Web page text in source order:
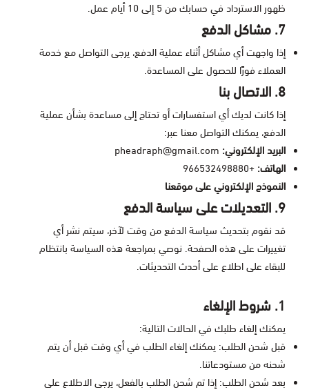
ظهور الاسترداد في حسابك من 5 إلى 10 أيام عمل.
7. مشاكل الدفع
إذا واجهت أي مشاكل أثناء عملية الدفع، يرجى التواصل مع خدمة
العملاء فورًا للحصول على المساعدة.
8. الاتصال بنا
إذا كانت لديك أي استفسارات أو تحتاج إلى مساعدة بشأن عملية
الدفع، يمكنك التواصل معنا عبر:
البريد الإلكتروني: pheadraph@gmail.com
الهاتف: +966532498880
النموذج الإلكتروني على موقعنا
9. التعديلات على سياسة الدفع
قد نقوم بتحديث سياسة الدفع من وقت لآخر، سيتم نشر أي
تغييرات على هذه الصفحة. نوصي بمراجعة هذه السياسة بانتظام
للبقاء على اطلاع على أحدث التحديثات.
1. شروط الإلغاء
يمكنك إلغاء طلبك في الحالات التالية:
قبل شحن الطلب: يمكنك إلغاء الطلب في أي وقت قبل أن يتم
شحنه من مستودعاتنا.
بعد شحن الطلب: إذا تم شحن الطلب بالفعل، يرجى الاطلاع على